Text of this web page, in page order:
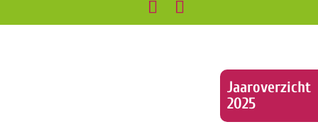
Jaaroverzicht
2025